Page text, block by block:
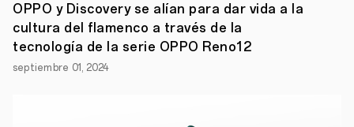
Google
Android
13
Beta
OPPO y Discovery se alían para dar vida a la
cultura del flamenco a través de la
tecnología de la serie OPPO Reno12
septiembre 01, 2024